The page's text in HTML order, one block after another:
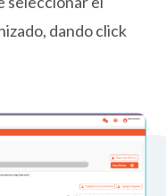
dando click